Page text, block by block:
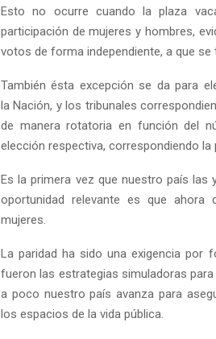
Esto no ocurre cuando la plaza
participación de mujeres y hombres,
votos de forma independiente, a que se
También ésta excepción se da para
la Nación, y los tribunales
de manera rotatoria en función del
elección respectiva, correspondiendo
Es la primera vez que nuestro país las
oportunidad relevante es que ahora
mujeres.
La paridad ha sido una exigencia por
fueron las estrategias simuladoras
a poco nuestro país avanza para
los espacios de la vida pública.